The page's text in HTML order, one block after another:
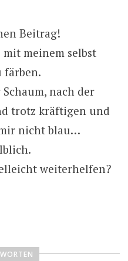
Beitrag!
meinem selbst
färben.
nach der
trotz kräftigen und
nicht blau…
weiterhelfen?